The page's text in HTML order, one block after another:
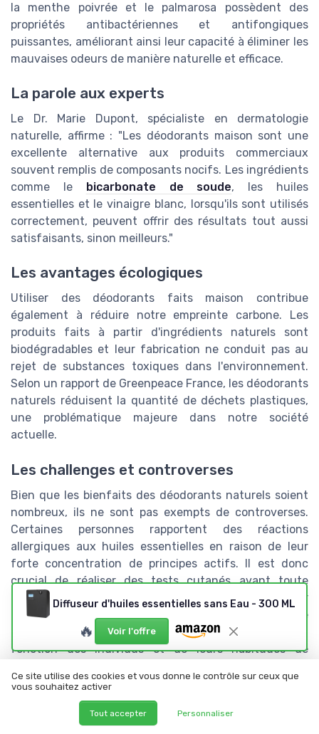
la menthe poivrée et le palmarosa possèdent des
propriétés antibactériennes et antifongiques
puissantes, améliorant ainsi leur capacité à éliminer les
mauvaises odeurs de manière naturelle et efficace.
La parole aux experts
Le Dr. Marie Dupont, spécialiste en dermatologie
naturelle, affirme : "Les déodorants maison sont une
excellente alternative aux produits commerciaux
souvent remplis de composants nocifs. Les ingrédients
comme le bicarbonate de soude, les huiles
essentielles et le vinaigre blanc, lorsqu'ils sont utilisés
correctement, peuvent offrir des résultats tout aussi
satisfaisants, sinon meilleurs."
Les avantages écologiques
Utiliser des déodorants faits maison contribue
également à réduire notre empreinte carbone. Les
produits faits à partir d'ingrédients naturels sont
biodégradables et leur fabrication ne conduit pas au
rejet de substances toxiques dans l'environnement.
Selon un rapport de Greenpeace France, les déodorants
naturels réduisent la quantité de déchets plastiques,
une problématique majeure dans notre société
actuelle.
Les challenges et controverses
Bien que les bienfaits des déodorants naturels soient
nombreux, ils ne sont pas exempts de controverses.
Certaines personnes rapportent des réactions
allergiques aux huiles essentielles en raison de leur
forte concentration de principes actifs. Il est donc
crucial de réaliser des tests cutanés avant toute
utilisation régulière. En outre, une étude menée par
l'Institut de Santé Publique de France note que
l'efficacité des déodorants naturels peut varier en
fonction des individus et de leurs habitudes de
Malgré ces challenges, l'adoption de déodorants
naturels continue de croître, témoignant d'une
tendance vers des modes de vie plus durable et
Diffuseur d'huiles essentielles sans Eau - 300 ML
🔥 Voir l'offre
Ce site utilise des cookies et vous donne le contrôle sur ceux que
vous souhaitez activer
Tout accepter Personnaliser